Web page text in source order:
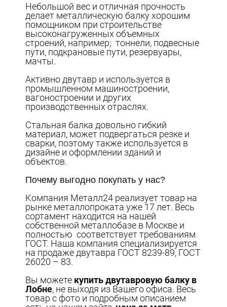
Небольшой вес и отличная прочность
делает металлическую балку хорошим
помощником при строительстве
высоконагруженных объемных
строений, например; тоннели, подвесные
пути, подкрановые пути, резервуары,
мачты.
Активно двутавр и используется в
промышленном машиностроении,
вагоностроении и других
производственных отраслях.
Стальная балка довольно гибкий
материал, может подвергаться резке и
сварки, поэтому также используется в
дизайне и оформлении зданий и
объектов.
Почему выгодно покупать у нас?
Компания Металл24 реализует товар на
рынке металлопроката уже 17 лет. Весь
сортамент находится на нашей
собственной металлобазе в Москве и
полностью соответствует требованиям
ГОСТ. Наша компания специализируется
на продаже двутавра ГОСТ 8239-89, ГОСТ
26020 – 83.
Вы можете купить двутавровую балку в
Лобне, не выходя из Вашего офиса. Весь
товар с фото и подробным описанием